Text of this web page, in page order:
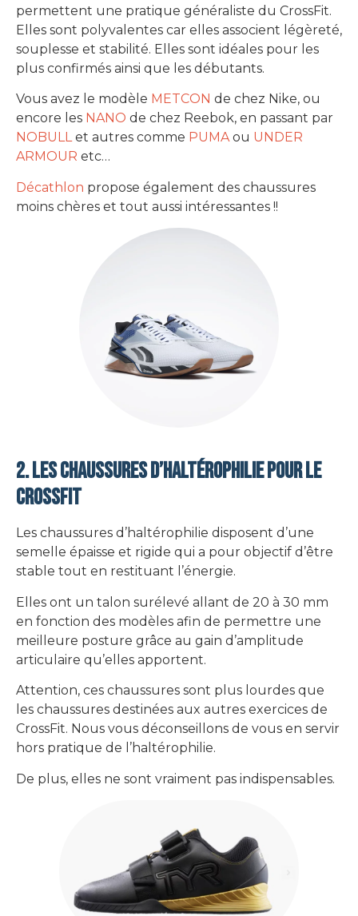
permettent une pratique généraliste du CrossFit.
Elles sont polyvalentes car elles associent légèreté,
souplesse et stabilité. Elles sont idéales pour les
plus confirmés ainsi que les débutants.
Vous avez le modèle METCON de chez Nike, ou
encore les NANO de chez Reebok, en passant par
NOBULLet autres comme PUMAou UNDER
ARMOUR etc…
Décathlon propose également des chaussures
moins chères et tout aussi intéressantes !!
2. Les chaussures d’Haltérophilie pour le
CrossFit
Les chaussures d’haltérophilie disposent d’une
semelle épaisse et rigide qui a pour objectif d’être
stable tout en restituant l’énergie.
Elles ont un talon surélevé allant de 20 à 30 mm
en fonction des modèles afin de permettre une
meilleure posture grâce au gain d’amplitude
articulaire qu’elles apportent.
Attention, ces chaussures sont plus lourdes que
les chaussures destinées aux autres exercices de
CrossFit. Nous vous déconseillons de vous en servir
hors pratique de l’haltérophilie.
De plus, elles ne sont vraiment pas indispensables.